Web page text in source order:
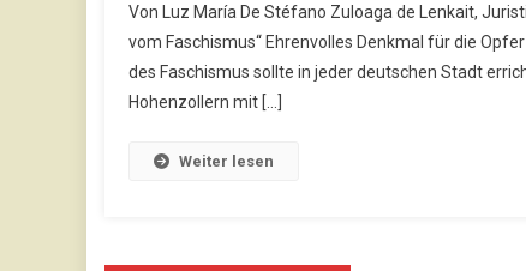
Von Luz María De Stéfano Zuloaga de Lenkait,
vom Faschismus“ Ehrenvolles Denkmal für die
des Faschismus sollte in jeder deutschen Stadt
Hohenzollern mit […]
Weiter lesen